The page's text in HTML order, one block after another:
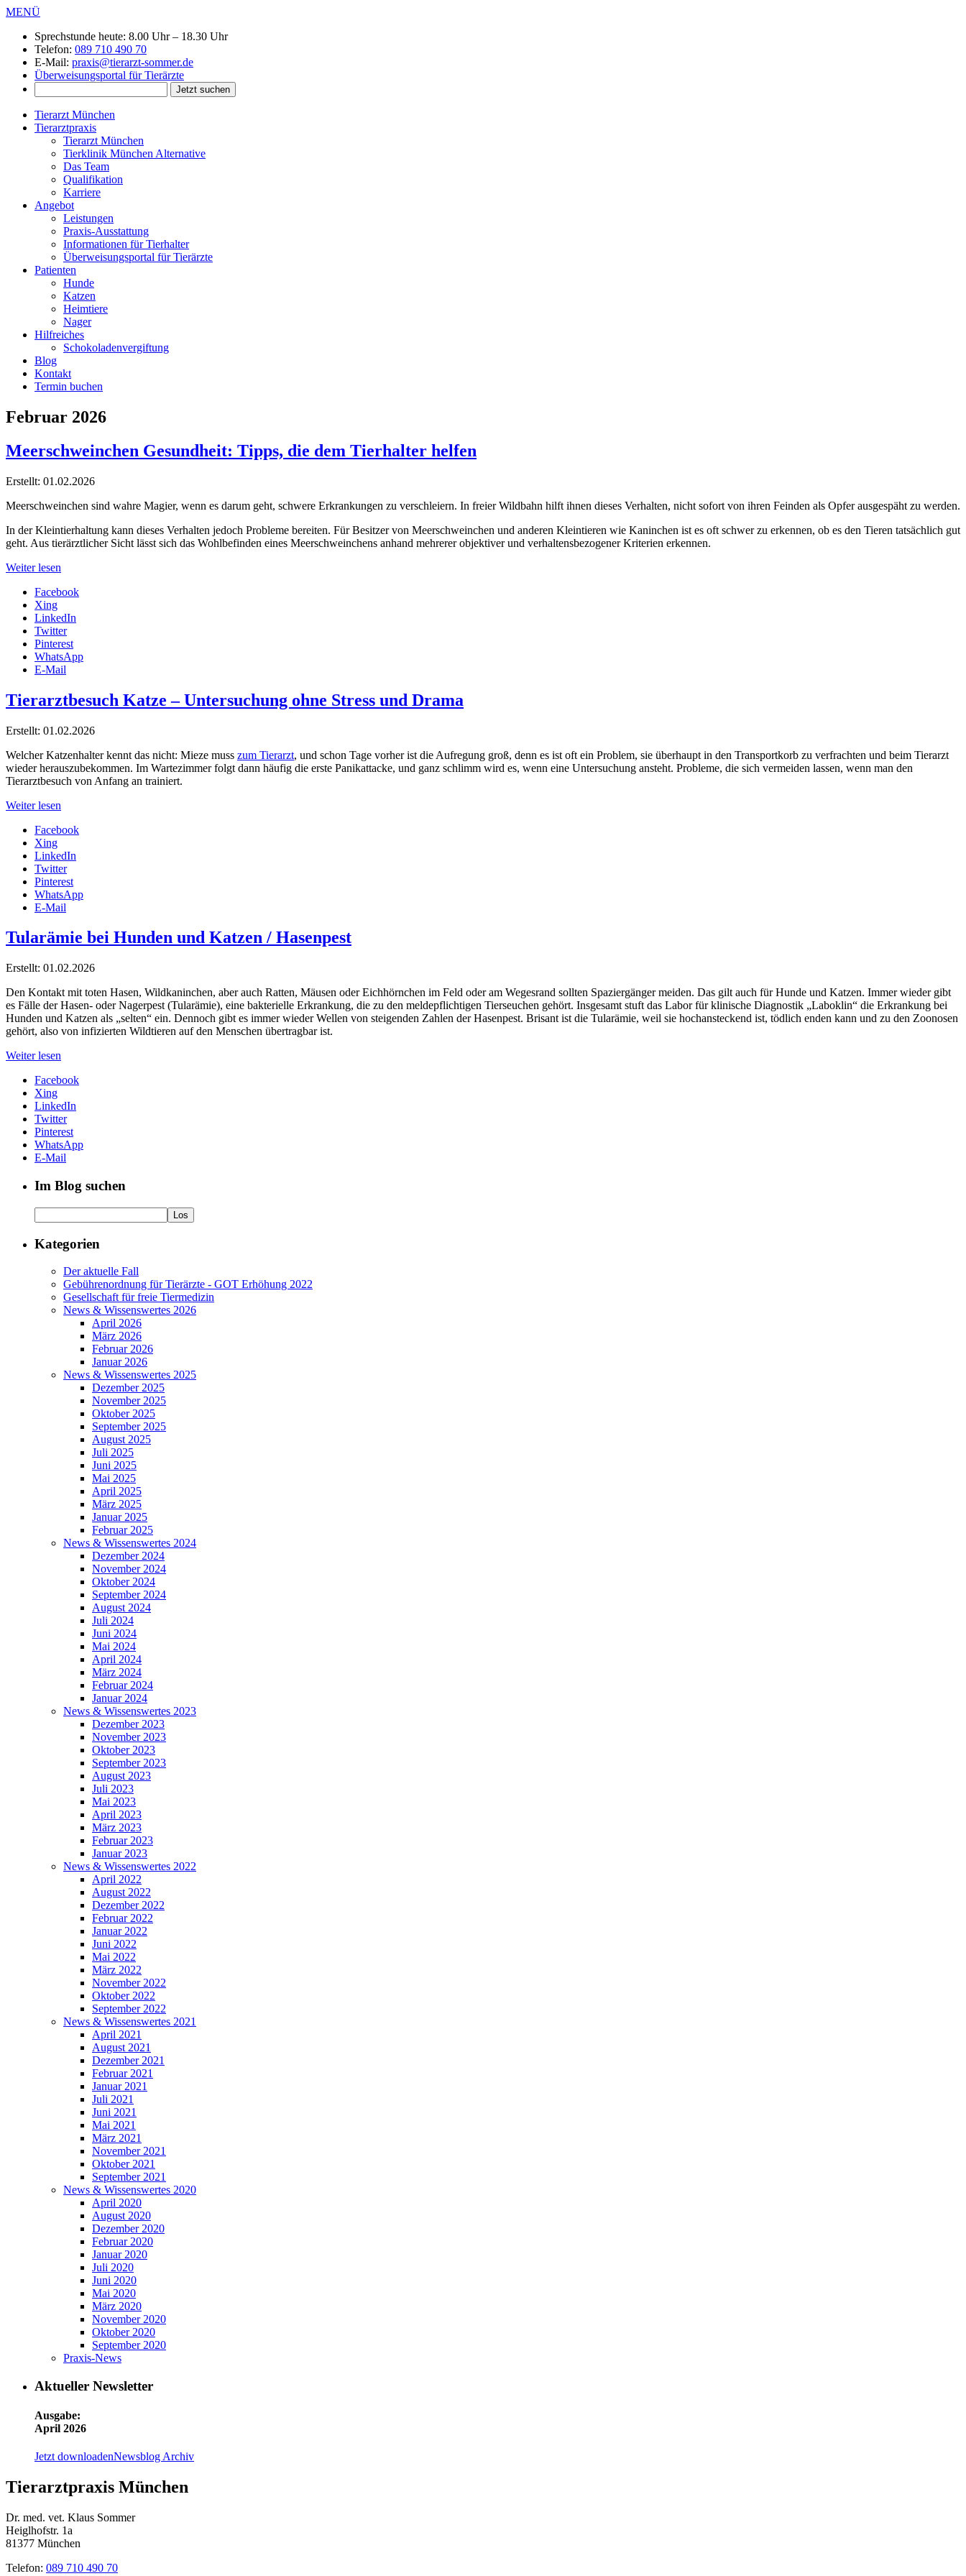
MENÜ
Sprechstunde heute: 8.00 Uhr – 18.30 Uhr
Telefon: 089 710 490 70
E-Mail: praxis@tierarzt-sommer.de
Überweisungsportal für Tierärzte
Tierarzt München
Tierarztpraxis
Tierarzt München
Tierklinik München Alternative
Das Team
Qualifikation
Karriere
Angebot
Leistungen
Praxis-Ausstattung
Informationen für Tierhalter
Überweisungsportal für Tierärzte
Patienten
Hunde
Katzen
Heimtiere
Nager
Hilfreiches
Schokoladenvergiftung
Blog
Kontakt
Termin buchen
Februar 2026
Meerschweinchen Gesundheit: Tipps, die dem Tierhalter helfen
Erstellt: 01.02.2026
Meerschweinchen sind wahre Magier, wenn es darum geht, schwere Erkrankungen zu verschleiern. In freier Wildbahn hilft ihnen dieses Verhalten, nicht sofort von ihren Feinden als Opfer ausgespäht zu werden.
In der Kleintierhaltung kann dieses Verhalten jedoch Probleme bereiten. Für Besitzer von Meerschweinchen und anderen Kleintieren wie Kaninchen ist es oft schwer zu erkennen, ob es den Tieren tatsächlich gut
geht. Aus tierärztlicher Sicht lässt sich das Wohlbefinden eines Meerschweinchens anhand mehrerer objektiver und verhaltensbezogener Kriterien erkennen.
Weiter lesen
Facebook
Xing
LinkedIn
Twitter
Pinterest
WhatsApp
E-Mail
Tierarztbesuch Katze – Untersuchung ohne Stress und Drama
Erstellt: 01.02.2026
Welcher Katzenhalter kennt das nicht: Mieze muss zum Tierarzt, und schon Tage vorher ist die Aufregung groß, denn es ist oft ein Problem, sie überhaupt in den Transportkorb zu verfrachten und beim Tierarzt
wieder herauszubekommen. Im Wartezimmer folgt dann häufig die erste Panikattacke, und ganz schlimm wird es, wenn eine Untersuchung ansteht. Probleme, die sich vermeiden lassen, wenn man den
Tierarztbesuch von Anfang an trainiert.
Weiter lesen
Facebook
Xing
LinkedIn
Twitter
Pinterest
WhatsApp
E-Mail
Tularämie bei Hunden und Katzen / Hasenpest
Erstellt: 01.02.2026
Den Kontakt mit toten Hasen, Wildkaninchen, aber auch Ratten, Mäusen oder Eichhörnchen im Feld oder am Wegesrand sollten Spaziergänger meiden. Das gilt auch für Hunde und Katzen. Immer wieder gibt
es Fälle der Hasen- oder Nagerpest (Tularämie), eine bakterielle Erkrankung, die zu den meldepflichtigen Tierseuchen gehört. Insgesamt stuft das Labor für klinische Diagnostik „Laboklin“ die Erkrankung bei
Hunden und Katzen als „selten“ ein. Dennoch gibt es immer wieder Wellen von steigenden Zahlen der Hasenpest. Brisant ist die Tularämie, weil sie hochansteckend ist, tödlich enden kann und zu den Zoonosen
gehört, also von infizierten Wildtieren auf den Menschen übertragbar ist.
Weiter lesen
Facebook
Xing
LinkedIn
Twitter
Pinterest
WhatsApp
E-Mail
Im Blog suchen
Kategorien
Der aktuelle Fall
Gebührenordnung für Tierärzte - GOT Erhöhung 2022
Gesellschaft für freie Tiermedizin
News & Wissenswertes 2026
April 2026
März 2026
Februar 2026
Januar 2026
News & Wissenswertes 2025
Dezember 2025
November 2025
Oktober 2025
September 2025
August 2025
Juli 2025
Juni 2025
Mai 2025
April 2025
März 2025
Januar 2025
Februar 2025
News & Wissenswertes 2024
Dezember 2024
November 2024
Oktober 2024
September 2024
August 2024
Juli 2024
Juni 2024
Mai 2024
April 2024
März 2024
Februar 2024
Januar 2024
News & Wissenswertes 2023
Dezember 2023
November 2023
Oktober 2023
September 2023
August 2023
Juli 2023
Mai 2023
April 2023
März 2023
Februar 2023
Januar 2023
News & Wissenswertes 2022
April 2022
August 2022
Dezember 2022
Februar 2022
Januar 2022
Juni 2022
Mai 2022
März 2022
November 2022
Oktober 2022
September 2022
News & Wissenswertes 2021
April 2021
August 2021
Dezember 2021
Februar 2021
Januar 2021
Juli 2021
Juni 2021
Mai 2021
März 2021
November 2021
Oktober 2021
September 2021
News & Wissenswertes 2020
April 2020
August 2020
Dezember 2020
Februar 2020
Januar 2020
Juli 2020
Juni 2020
Mai 2020
März 2020
November 2020
Oktober 2020
September 2020
Praxis-News
Aktueller Newsletter
Ausgabe:
April 2026
Jetzt downloadenNewsblog Archiv
Tierarztpraxis München
Dr. med. vet. Klaus Sommer
Heiglhofstr. 1a
81377 München
Telefon: 089 710 490 70